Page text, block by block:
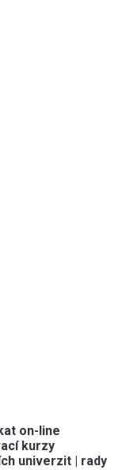
on-line
kurzy
univerzit | rady